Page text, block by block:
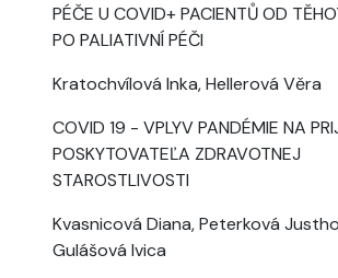
PÉČE U COVID+ PACIENTŮ OD
PO PALIATIVNÍ PÉČI
Kratochvílová Inka, Hellerová Věra
COVID 19 - VPLYV PANDÉMIE NA
POSKYTOVATEĽA ZDRAVOTNEJ
STAROSTLIVOSTI
Kvasnicová Diana, Peterková
Gulášová Ivica